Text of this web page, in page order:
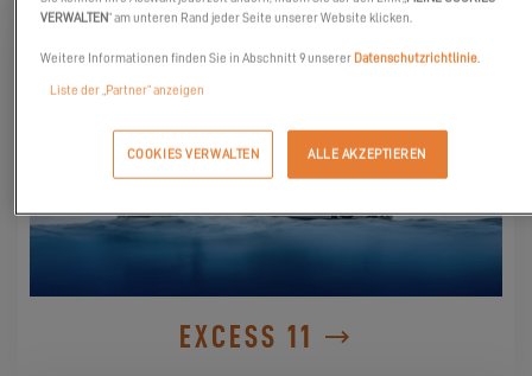
EXCESS 11
VERWALTEN“ am unteren Rand jeder Seite unserer Website klicken.
Weitere Informationen finden Sie in Abschnitt 9 unserer Datenschutzrichtlinie.
Liste der „Partner“ anzeigen
COOKIES VERWALTEN ALLE AKZEPTIEREN